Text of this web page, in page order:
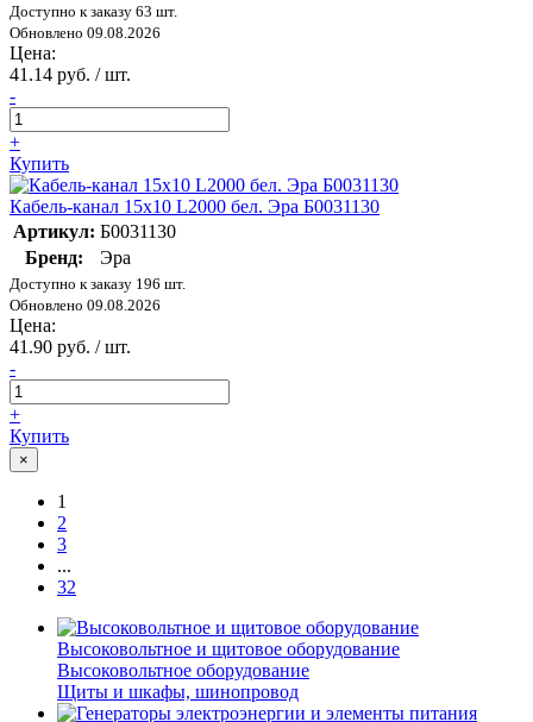
Доступно к заказу 63 шт.
Обновлено 09.08.2026
Цена:
41.14 руб. / шт.
-
+
Купить
Кабель-канал 15х10 L2000 бел. Эра Б0031130
Артикул: Б0031130
Бренд:
Эра
Доступно к заказу 196 шт.
Обновлено 09.08.2026
Цена:
41.90 руб. / шт.
-
+
Купить
×
1
2
3
...
32
Высоковольтное и щитовое оборудование
Высоковольтное оборудование
Щиты и шкафы, шинопровод